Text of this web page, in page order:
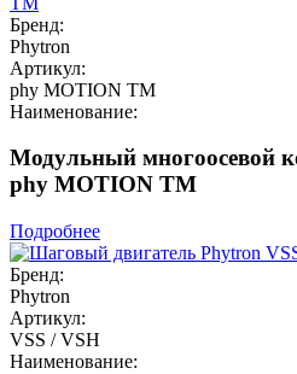
Бренд:
Phytron
Артикул:
phy MOTION TM
Наименование:
Модульный многоосевой
phy MOTION TM
Подробнее
Бренд:
Phytron
Артикул:
VSS / VSH
Наименование: